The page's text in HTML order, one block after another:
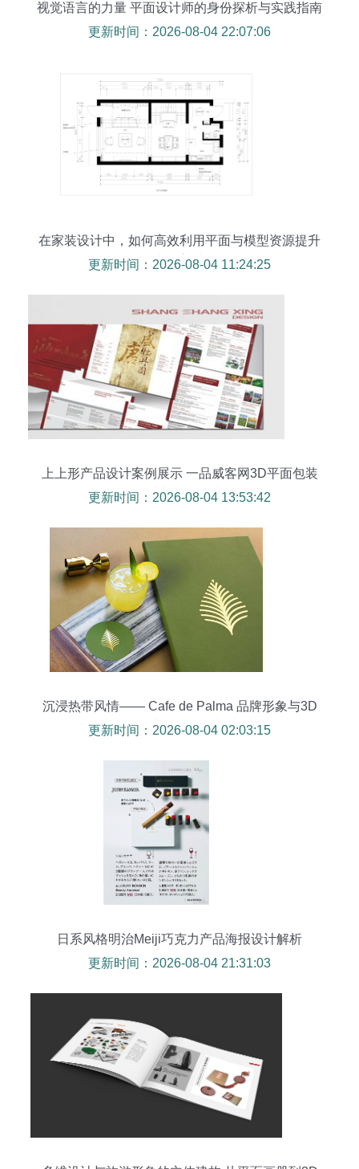
视觉语言的力量 平面设计师的身份探析与实践指南
更新时间：2026-08-04 22:07:06
在家装设计中，如何高效利用平面与模型资源提升
空间美感
更新时间：2026-08-04 11:24:25
上上形产品设计案例展示 一品威客网3D平面包装
设计与视觉叙事
更新时间：2026-08-04 13:53:42
沉浸热带风情—— Cafe de Palma 品牌形象与3D
设计的视觉叙事
更新时间：2026-08-04 02:03:15
日系风格明治Meiji巧克力产品海报设计解析
更新时间：2026-08-04 21:31:03